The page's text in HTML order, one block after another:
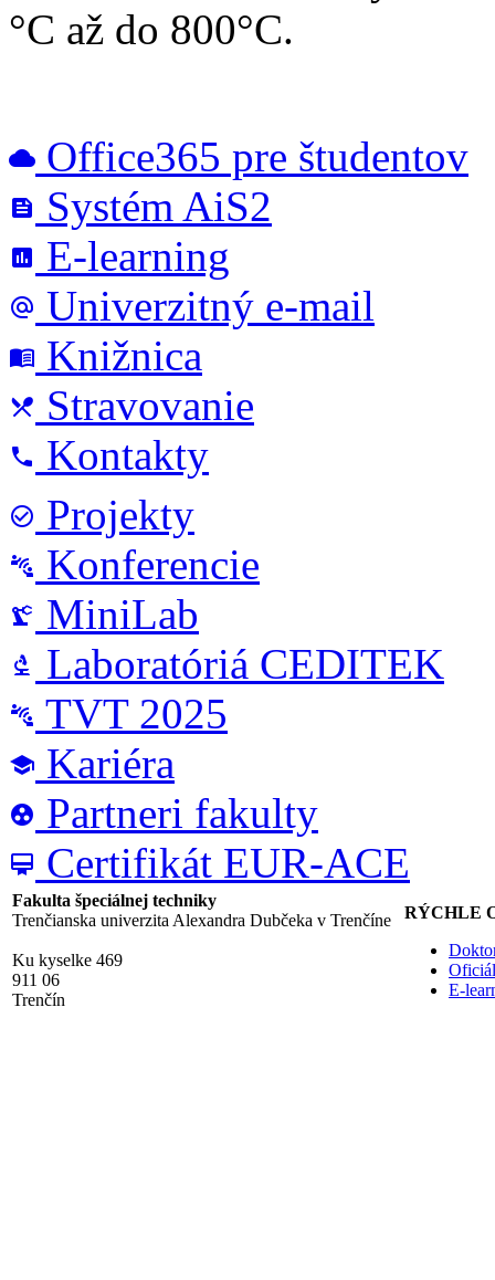
°C až do 800°C.
cloud Office365 pre študentov
feed Systém AiS2
poll E-learning
alternate_email Univerzitný e-mail
menu_book Knižnica
local_dining Stravovanie
phone Kontakty
check_circle_outline Projekty
connect_without_contact Konferencie
precision_manufacturing MiniLab
biotech Laboratóriá CEDITEK
connect_without_contact TVT 2025
school Kariéra
group_work Partneri fakulty
card_membership Certifikát EUR-ACE
Fakulta špeciálnej techniky
Trenčianska univerzita Alexandra Dubčeka v Trenčíne
Ku kyselke 469
911 06
Trenčín
RÝCHLE
E-